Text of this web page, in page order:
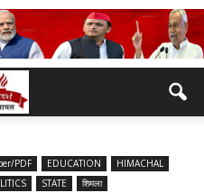
PDF EDUCATION
HIMACHAL
STATE शिमला